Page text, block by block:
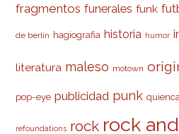
fragmentos funerales funk
de berlín hagiografia historia humor
literatura maleso motown
pop-eye publicidad punk
refoundations rock rock